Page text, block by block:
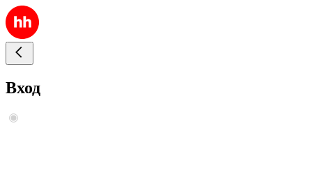
Вход